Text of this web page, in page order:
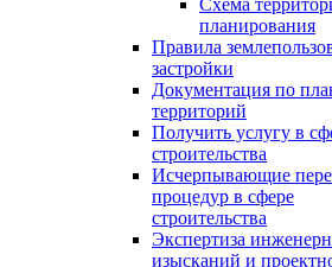
планирования
Правила
застройки
Документация по
территорий
Получить услугу в
строительства
Исчерпывающие
процедур в сфере
строительства
Экспертиза
изысканий и